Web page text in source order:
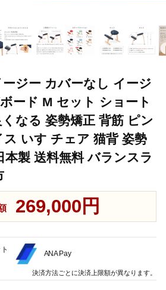
ジー カバーなし イージ
ード M セット ショート
なる 姿勢矯正 背筋 ピン
ス いす チェア 猫背 姿勢
本製 送料無料 バランスラ
269,000円
ANA Pay
決済方法ごとに決済上限額が異なります。